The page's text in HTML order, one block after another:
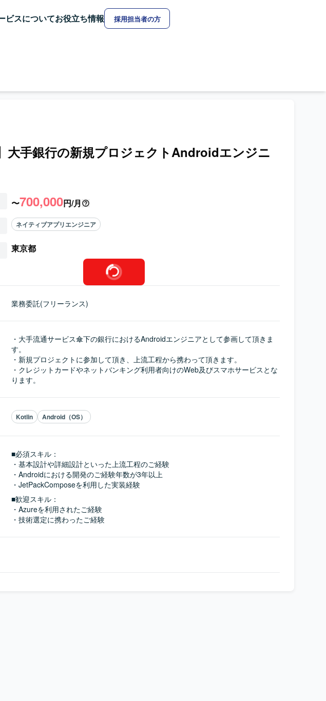
ビスについてお役立ち情報 採用担当者の方
大手銀行の新規プロジェクトAndroidエンジニ
〜700,000円/月
ネイティブアプリエンジニア
東京都
業務委託(フリーランス)
・大手流通サービス傘下の銀行におけるAndroidエンジニアとして参画して頂きま
す。
・新規プロジェクトに参加して頂き、上流工程から携わって頂きます。
・クレジットカードやネットバンキング利用者向けのWeb及びスマホサービスとな
ります。
Kotlin Android（OS）
■必須スキル：
・基本設計や詳細設計といった上流工程のご経験
・Androidにおける開発のご経験年数が3年以上
・JetPackComposeを利用した実装経験
■歓迎スキル：
・Azureを利用されたご経験
・技術選定に携わったご経験